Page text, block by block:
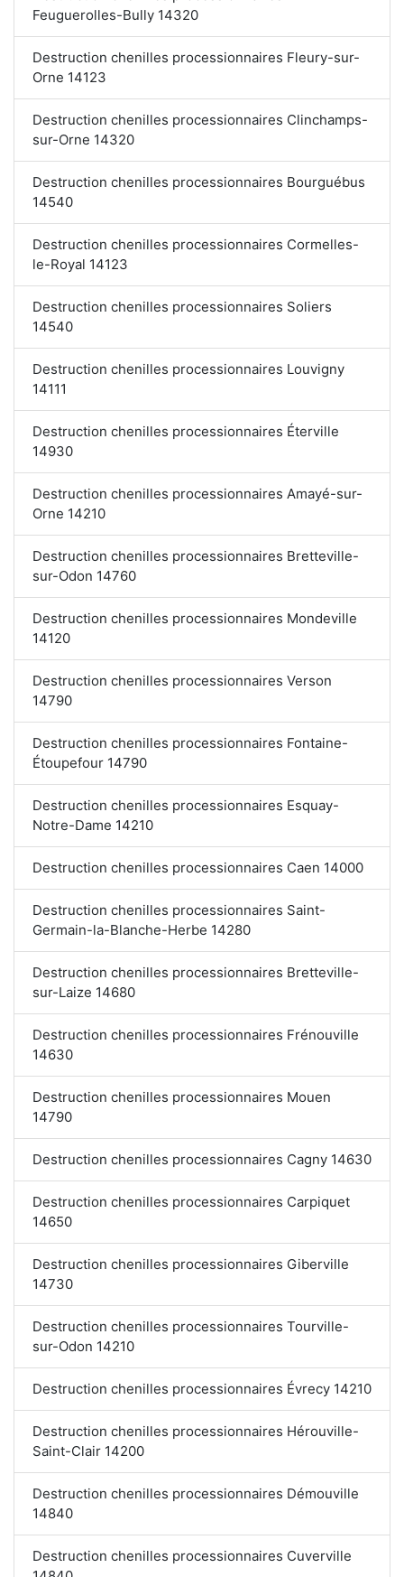
Feuguerolles-Bully 14320
Destruction chenilles processionnaires Fleury-sur-
Orne 14123
Destruction chenilles processionnaires Clinchamps-
sur-Orne 14320
Destruction chenilles processionnaires Bourguébus
14540
Destruction chenilles processionnaires Cormelles-
le-Royal 14123
Destruction chenilles processionnaires Soliers
14540
Destruction chenilles processionnaires Louvigny
14111
Destruction chenilles processionnaires Éterville
14930
Destruction chenilles processionnaires Amayé-sur-
Orne 14210
Destruction chenilles processionnaires Bretteville-
sur-Odon 14760
Destruction chenilles processionnaires Mondeville
14120
Destruction chenilles processionnaires Verson
14790
Destruction chenilles processionnaires Fontaine-
Étoupefour 14790
Destruction chenilles processionnaires Esquay-
Notre-Dame 14210
Destruction chenilles processionnaires Caen 14000
Destruction chenilles processionnaires Saint-
Germain-la-Blanche-Herbe 14280
Destruction chenilles processionnaires Bretteville-
sur-Laize 14680
Destruction chenilles processionnaires Frénouville
14630
Destruction chenilles processionnaires Mouen
14790
Destruction chenilles processionnaires Cagny 14630
Destruction chenilles processionnaires Carpiquet
14650
Destruction chenilles processionnaires Giberville
14730
Destruction chenilles processionnaires Tourville-
sur-Odon 14210
Destruction chenilles processionnaires Évrecy 14210
Destruction chenilles processionnaires Hérouville-
Saint-Clair 14200
Destruction chenilles processionnaires Démouville
14840
Destruction chenilles processionnaires Cuverville